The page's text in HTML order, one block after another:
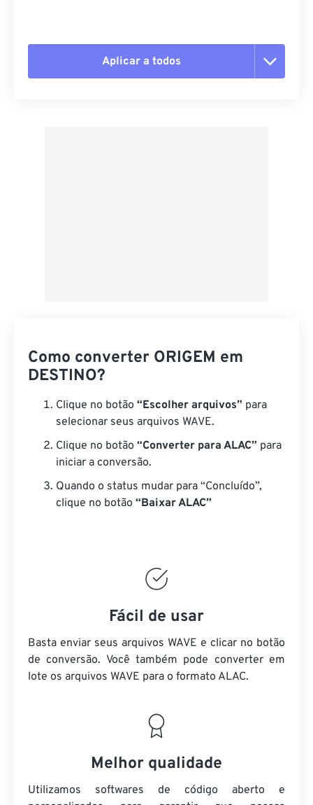
Aplicar a todos
Como converter ORIGEM em
DESTINO?
Clique no botão “Escolher arquivos” para
selecionar seus arquivos WAVE.
Clique no botão “Converter para ALAC” para
iniciar a conversão.
Quando o status mudar para “Concluído”,
clique no botão “Baixar ALAC”
Fácil de usar
Basta enviar seus arquivos WAVE e clicar no botão
de conversão. Você também pode converter em
lote os arquivos WAVE para o formato ALAC.
Melhor qualidade
Utilizamos softwares de código aberto e